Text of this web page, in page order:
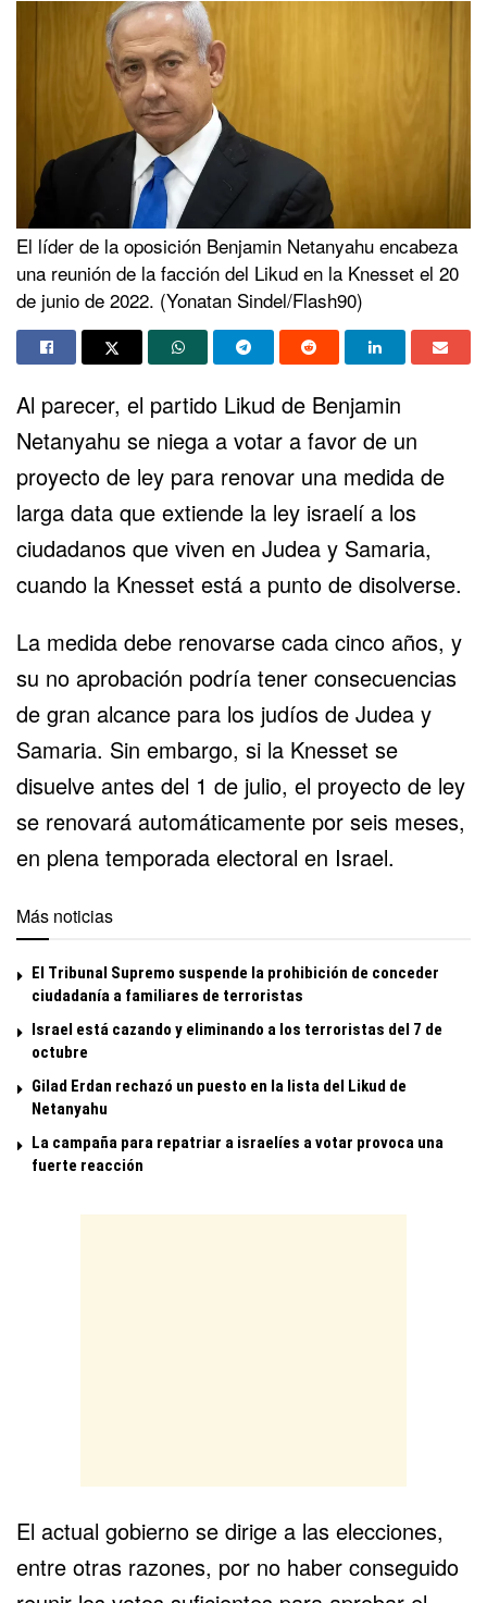
El líder de la oposición Benjamin Netanyahu encabeza
una reunión de la facción del Likud en la Knesset el 20
de junio de 2022. (Yonatan Sindel/Flash90)
Al parecer, el partido Likud de Benjamin
Netanyahu se niega a votar a favor de un
proyecto de ley para renovar una medida de
larga data que extiende la ley israelí a los
ciudadanos que viven en Judea y Samaria,
cuando la Knesset está a punto de disolverse.
La medida debe renovarse cada cinco años, y
su no aprobación podría tener consecuencias
de gran alcance para los judíos de Judea y
Samaria. Sin embargo, si la Knesset se
disuelve antes del 1 de julio, el proyecto de ley
se renovará automáticamente por seis meses,
en plena temporada electoral en Israel.
Más noticias
El Tribunal Supremo suspende la prohibición de conceder
ciudadanía a familiares de terroristas
Israel está cazando y eliminando a los terroristas del 7 de
octubre
Gilad Erdan rechazó un puesto en la lista del Likud de
Netanyahu
La campaña para repatriar a israelíes a votar provoca una
fuerte reacción
El actual gobierno se dirige a las elecciones,
entre otras razones, por no haber conseguido